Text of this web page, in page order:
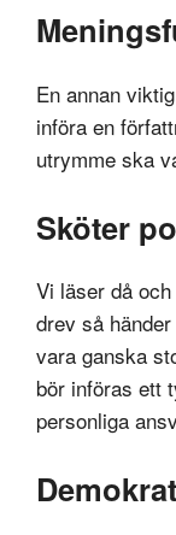
En annan
införa en
utrymme ska
Sköter
Vi läser då
drev så
vara ganska
bör införas ett
personliga